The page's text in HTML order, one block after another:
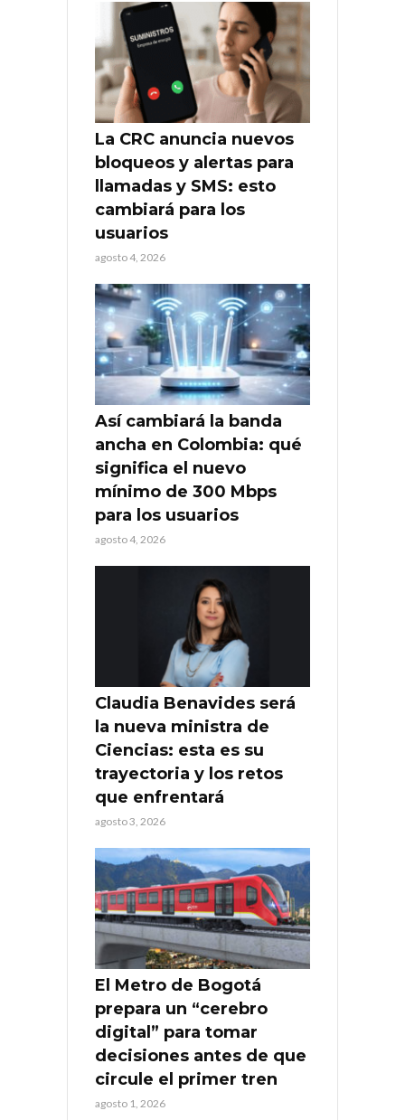
La CRC anuncia nuevos
bloqueos y alertas para
llamadas y SMS: esto
cambiará para los
usuarios
agosto 4, 2026
Así cambiará la banda
ancha en Colombia: qué
significa el nuevo
mínimo de 300 Mbps
para los usuarios
agosto 4, 2026
Claudia Benavides será
la nueva ministra de
Ciencias: esta es su
trayectoria y los retos
que enfrentará
agosto 3, 2026
El Metro de Bogotá
prepara un “cerebro
digital” para tomar
decisiones antes de que
circule el primer tren
agosto 1, 2026